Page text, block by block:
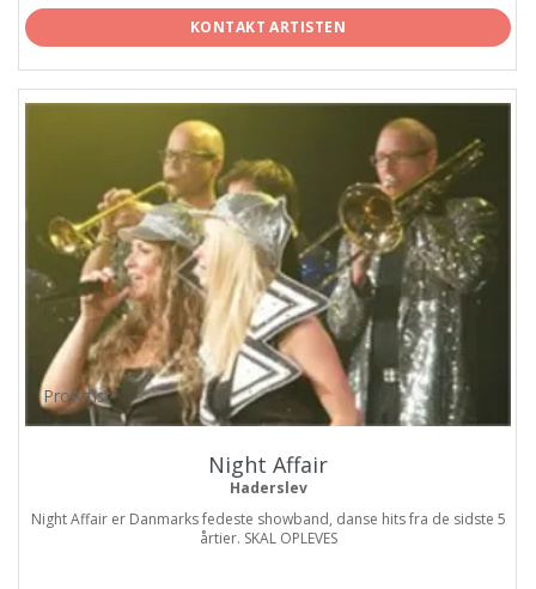
KONTAKT ARTISTEN
ProArtist
Night Affair
Haderslev
Night Affair er Danmarks fedeste showband, danse hits fra de sidste 5
årtier. SKAL OPLEVES